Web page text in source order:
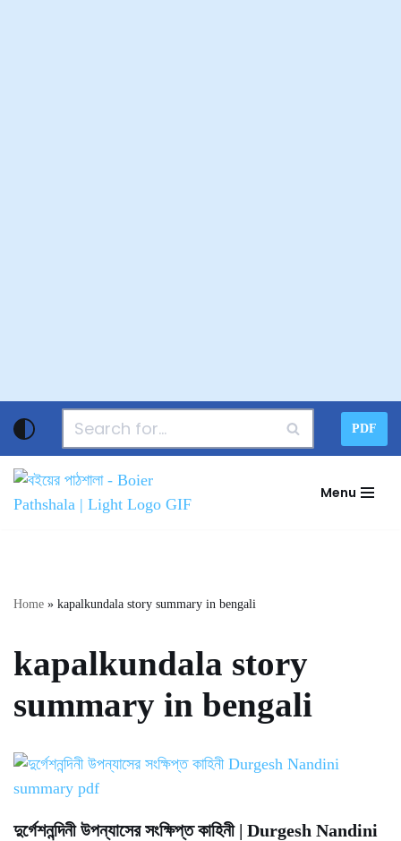
to
content
PDF
Menu
Home » kapalkundala story summary in bengali
kapalkundala story
summary in bengali
দুর্গেশনন্দিনী উপন্যাসের সংক্ষিপ্ত কাহিনী | Durgesh Nandini